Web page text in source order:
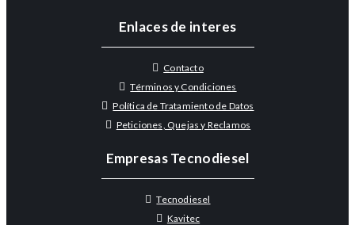
Enlaces de interes
Contacto
Términos y Condiciones
Política de Tratamiento de Datos
Peticiones, Quejas y Reclamos
Empresas Tecnodiesel
Tecnodiesel
Kavitec